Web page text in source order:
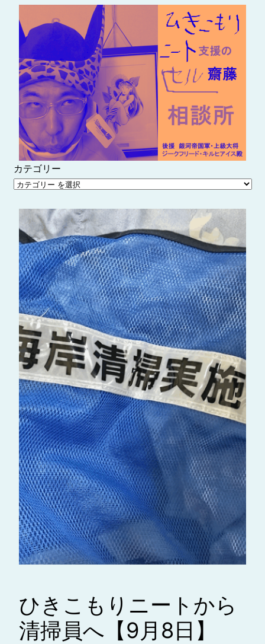
カテゴリー
ひきこもりニートから
清掃員へ【9月8日】